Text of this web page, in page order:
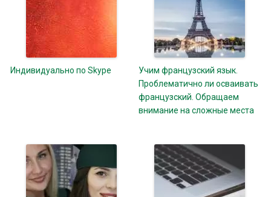
Индивидуально по Skype
Учим французский язык.
Проблематично ли осваивать
французский. Обращаем
внимание на сложные места